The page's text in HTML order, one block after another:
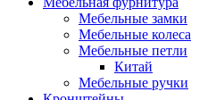
Мебельные замки
Мебельные колеса
Мебельные петли
Китай
Мебельные ручки